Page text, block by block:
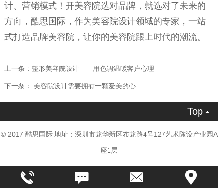
计、营销模式！开美容院选对品牌，就选对了未来的
方向，酷思国际，作为美容院设计领域的专家，一站
式打造品牌美容院，让你的美容院跟上时代的潮流。
上一条： 整形美容院设计——用色调温暖客户心理
下一条： 美容院设计需要拥有一颗爱美的心
Top
© 2017 酷思国际 地址：深圳市龙华新区布龙路4号127艺术陈设产业园A
座1层